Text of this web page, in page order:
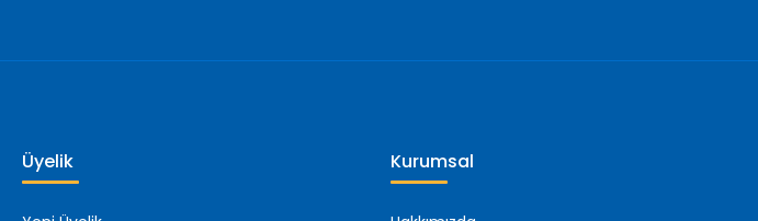
Üyelik Kurumsal